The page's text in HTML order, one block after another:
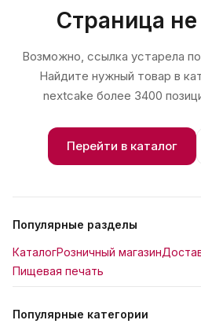
Страница
Возможно, ссылка устарела
Найдите нужный товар в
nextcake более 3400
Перейти в каталог
Популярные разделы
КаталогРозничный магазин
Пищевая печать
Популярные категории